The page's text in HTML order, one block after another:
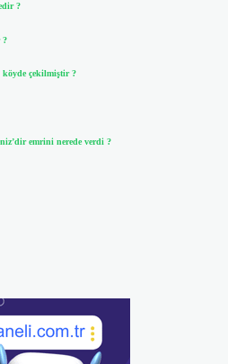
?
?
köyde çekilmiştir ?
emrini nerede verdi ?